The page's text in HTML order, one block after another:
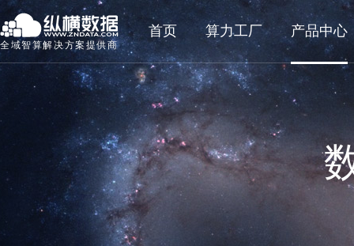
全域智算解决方案提供商
首页 算力工厂 产品中心